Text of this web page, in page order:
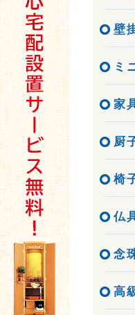
壁
ミ
家
厨
椅
仏
念
高